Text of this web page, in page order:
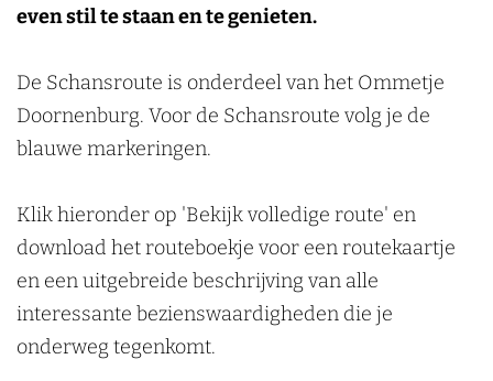
even stil te staan en te genieten.
De Schansroute is onderdeel van het Ommetje
Doornenburg. Voor de Schansroute volg je de
blauwe markeringen.
Klik hieronder op 'Bekijk volledige route' en
download het routeboekje voor een routekaartje
en een uitgebreide beschrijving van alle
interessante bezienswaardigheden die je
onderweg tegenkomt.